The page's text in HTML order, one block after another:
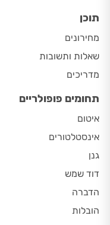
תוכן
מחירונים
שאלות ותשובות
מדריכים
תחומים פופולריים
איטום
אינסטלטורים
גנן
דוד שמש
הדברה
הובלות